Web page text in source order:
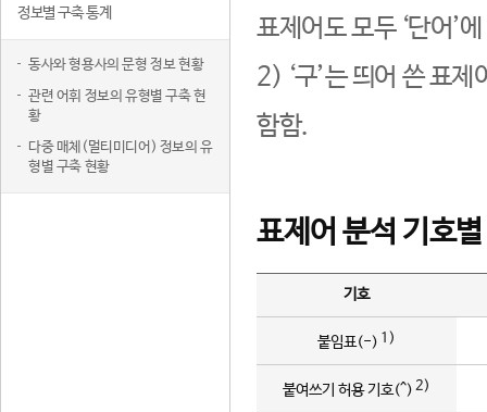
정보별 구축 통계
동사와 형용사의 문형 정보 현황
관련 어휘 정보의 유형별 구축 현
황
다중 매체(멀티미디어) 정보의 유
형별 구축 현황
표제어도 모두 ‘단어’
2) ‘구’는 띄어 쓴 표
함함.
표제어 분석 기호
기호
붙임표(-) 1)
붙여쓰기 허용 기호(^) 2)